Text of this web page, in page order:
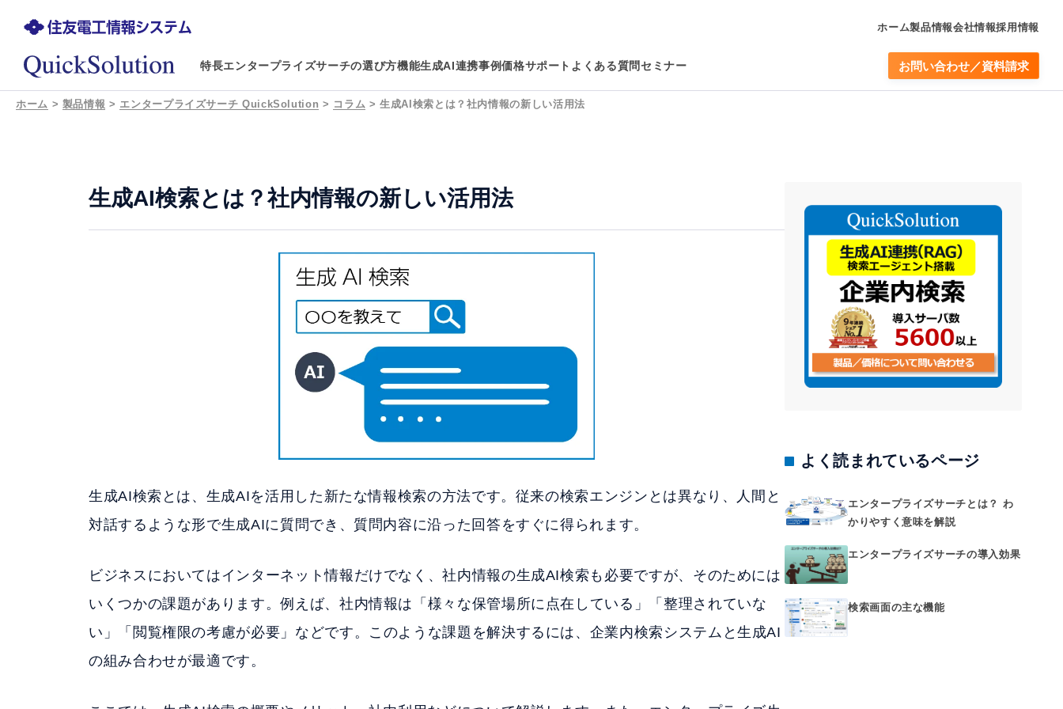
ホーム製品情報会社情報採用情報
特長エンタープライズサーチの選び方機能生成AI連携事例価格サポート よくある質問セミナー お問い合わせ／資料請求
ホーム > 製品情報 > エンタープライズサーチ QuickSolution > コラム >生成AI検索とは？社内情報の新しい活用法
生成AI検索とは？社内情報の新しい活用法
生成AI検索とは、生成AIを活用した新たな情報検索の方法です。従来の検索エンジンとは異なり、人間と
対話するような形で生成AIに質問でき、質問内容に沿った回答をすぐに得られます。
ビジネスにおいてはインターネット情報だけでなく、社内情報の生成AI検索も必要ですが、そのためには
いくつかの課題があります。例えば、社内情報は「様々な保管場所に点在している」「整理されていな
い」「閲覧権限の考慮が必要」などです。このような課題を解決するには、企業内検索システムと生成AI
の組み合わせが最適です。
よく読まれているページ
エンタープライズサーチとは？ わ
かりやすく意味を解説
エンタープライズサーチの導入効果
検索画面の主な機能